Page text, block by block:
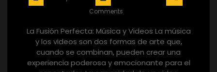
Comments
La Fusión Perfecta: Música y Videos La música
y los videos son dos formas de arte que,
cuando se combinan, pueden crear una
experiencia poderosa y emocionante para el